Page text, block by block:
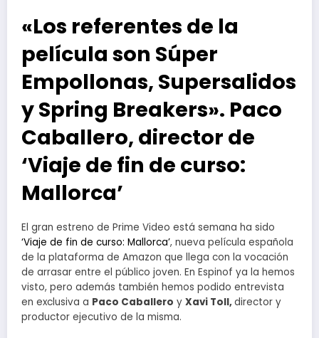
«Los referentes de la
película son Súper
Empollonas, Supersalidos
y Spring Breakers». Paco
Caballero, director de
‘Viaje de fin de curso:
Mallorca’
El gran estreno de Prime Video está semana ha sido
‘Viaje de fin de curso: Mallorca’, nueva película española
de la plataforma de Amazon que llega con la vocación
de arrasar entre el público joven. En Espinof ya la hemos
visto, pero además también hemos podido entrevista
en exclusiva a Paco Caballero y Xavi Toll,director y
productor ejecutivo de la misma.